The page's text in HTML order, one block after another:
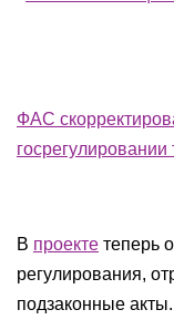
ФАС
В проекте теперь
регулирования,
подзаконные